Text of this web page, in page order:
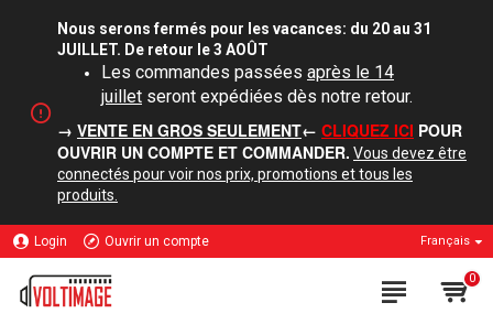
Nous serons fermés pour les vacances: du 20 au 31
JUILLET. De retour le 3 AOÛT
Les commandes passées après le 14
juillet seront expédiées dès notre retour.
→ VENTE EN GROS SEULEMENT← CLIQUEZ ICI POUR
OUVRIR UN COMPTE ET COMMANDER. Vous devez être
connectés pour voir nos prix, promotions et tous les
produits.
Login Ouvrir un compte Français
0